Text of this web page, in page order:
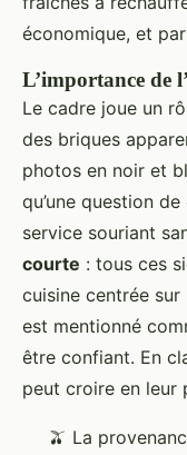
économique, et
L’importance de
Le cadre joue un
des briques
photos en noir et
qu’une question
service souriant
courte : tous ces
cuisine centrée
est mentionné
être confiant. En
peut croire en leur
🫒 La